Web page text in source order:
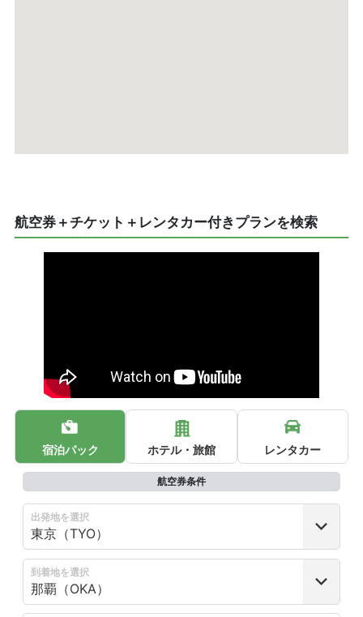
航空券＋チケット＋レンタカー付きプランを検索
宿泊パック ホテル・旅館 レンタカー
航空券条件
出発地を選択
到着地を選択